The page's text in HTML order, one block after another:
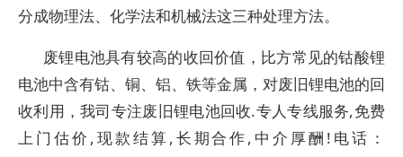
分成物理法、化学法和机械法这三种处理方法。
废锂电池具有较高的收回价值，比方常见的钴酸锂
电池中含有钴、铜、铝、铁等金属，对废旧锂电池的回
收利用，我司专注废旧锂电池回收.专人专线服务,免费
上门估价,现款结算,长期合作,中介厚酬!电话：